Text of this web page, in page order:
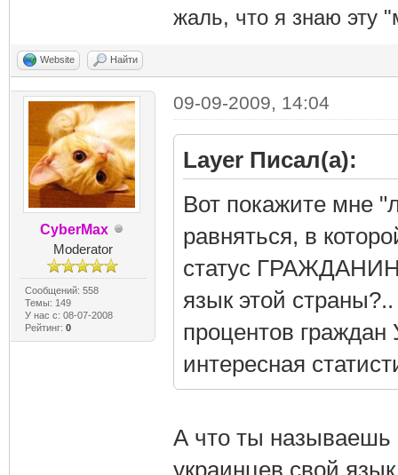
жаль, что я знаю эту
Website Найти
CyberMax
Moderator
Сообщений: 558
Темы: 149
У нас с: 08-07-2008
Рейтинг: 0
09-09-2009, 14:04
Layer Писал(а):
Вот покажите мне
равняться, в
статус
язык этой
процентов
интересная
А что ты называешь
украинцев свой